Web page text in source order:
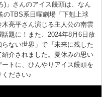
)」さんのアイス饅頭は、なん
のTBS系日曜劇場「下剋上球
木亮平さん演じる主人公の南雲
題に！また、2024年8月6日放
ない世界」で『未来に残した
紹介されました。夏休みの思い
トに、ひんやりアイス饅頭を
ださい♪